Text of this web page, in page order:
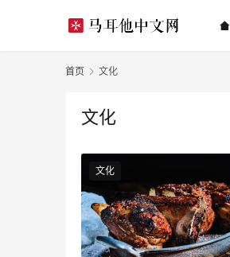
首页 文化
文化
文化